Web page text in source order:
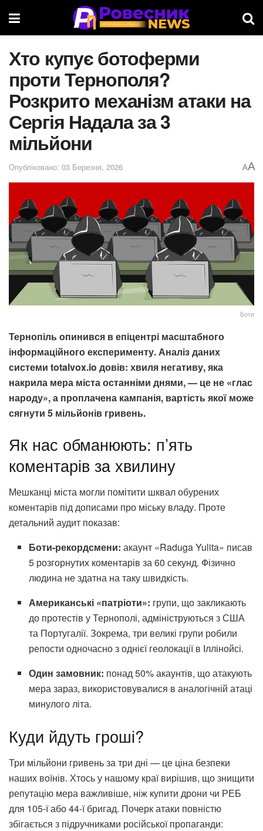
Хто купує ботоферми
проти Тернополя?
Розкрито механізм атаки на
Сергія Надала за 3
мільйони
Опубліковано: 03 Березня, 2026 AA
Боти
Тернопіль опинився в епіцентрі масштабного
інформаційного експерименту. Аналіз даних
системи totalvox.io довів: хвиля негативу, яка
накрила мера міста останніми днями, — це не «глас
народу», а проплачена кампанія, вартість якої може
сягнути 5 мільйонів гривень.
Як нас обманюють: п’ять
коментарів за хвилину
Мешканці міста могли помітити шквал обурених
коментарів під дописами про міську владу. Проте
детальний аудит показав:
Боти-рекордсмени: акаунт «Raduga Yulita» писав
5 розгорнутих коментарів за 60 секунд. Фізично
людина не здатна на таку швидкість.
Американські «патріоти»: групи, що закликають
до протестів у Тернополі, адмініструються з США
та Португалії. Зокрема, три великі групи робили
репости одночасно з однієї геолокації в Іллінойсі.
Один замовник: понад 50% акаунтів, що атакують
мера зараз, використовувалися в аналогічній атаці
минулого літа.
Куди йдуть гроші?
Три мільйони гривень за три дні — це ціна безпеки
наших воїнів. Хтось у нашому краї вирішив, що знищити
репутацію мера важливіше, ніж купити дрони чи РЕБ
для 105-ї або 44-ї бригад. Почерк атаки повністю
збігається з підручниками російської пропаганди: